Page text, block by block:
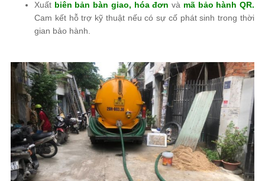
Xuất biên bản bàn giao, hóa đơn và mã bảo hành QR.
Cam kết hỗ trợ kỹ thuật nếu có sự cố phát sinh trong thời
gian bảo hành.